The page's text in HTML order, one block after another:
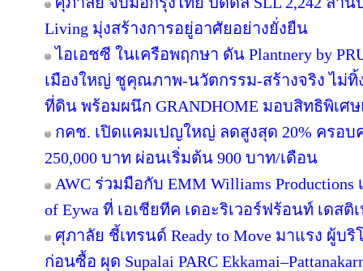
Living มุ่งสร้างการอยู่อาศัยอย่างยั่งยืน
ไอเอชซี ในเครือพฤกษา ดัน Plantnery by
เมืองใหญ่ ชูคุณภาพ-นวัตกรรม-สร้างจริง ไม่ทิ้
ที่ดิน พร้อมผนึก GRANDHOME มอบสิทธิพิเศ
กคช. เปิดแคมเปญใหญ่ ลดสูงสุด 20% ครอบ
250,000 บาท ผ่อนเริ่มต้น 900 บาท/เดือน
AWC ร่วมมือกับ EMM Williams Productions
of Eywa ที่ เอเชียทีค เดอะริเวอร์ฟร้อนท์ เดสติ
ศุภาลัย ชี้เทรนด์ Ready to Move มาแรง ผู้
ก่อนซื้อ ผุด Supalai PARC